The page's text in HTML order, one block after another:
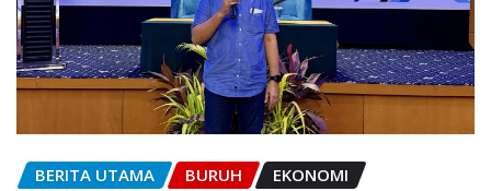
BERITA UTAMA BURUH
EKONOMI